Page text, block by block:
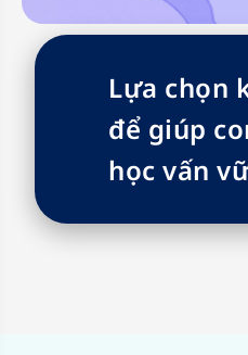
Lựa chọn
để giúp
học vấn